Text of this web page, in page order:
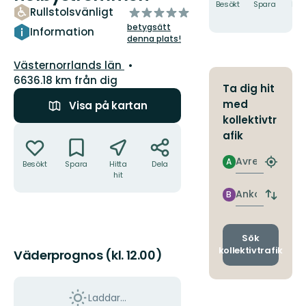
Rullstolsvänligt
Information
av
5
stjärnor
betygsätt
denna plats!
Län:
Västernorrlands län
6636.18 km från dig
Visa på kartan
Besökt Spara
Hitta
hit
Dela
Väderprognos (kl. 12.00)
Laddar...
Besökt Spara
Ta dig hit
med
kollektivtr
afik
Avresa
A
Hitta
Ankomst
B
Byt
och
Sök
kollektivtrafik